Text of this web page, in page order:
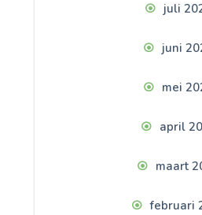
juli
juni
mei
april
maart
februari